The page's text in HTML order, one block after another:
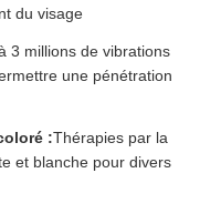
du visage
3 millions de vibrations
une pénétration
:Thérapies par la
et blanche pour divers